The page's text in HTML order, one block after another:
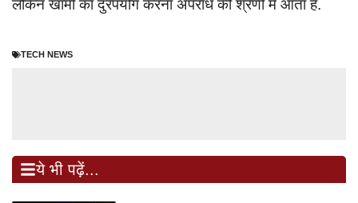
लेकिन खामी का दुरपयोग करना अपराध की श्रेणी में आता है.
TECH NEWS
ये भी पढ़ें...